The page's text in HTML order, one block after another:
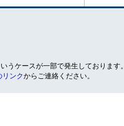
うケースが一部で発生しております。
リンクからご連絡ください。